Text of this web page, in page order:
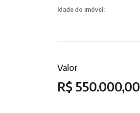
Idade do imóvel:
Valor
R$ 550.000,00